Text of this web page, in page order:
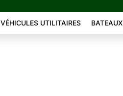
VÉHICULES UTILITAIRES BATEAUX